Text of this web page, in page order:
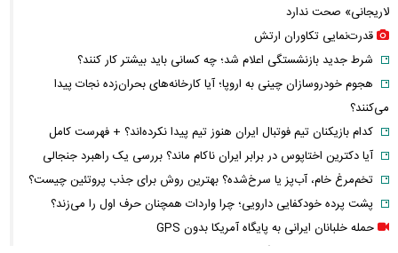
لاریجانی» صحت ندارد
قدرت‌نمایی تکاوران ارتش
شرط جدید بازنشستگی اعلام شد؛ چه کسانی باید بیشتر کار کنند؟
هجوم خودروسازان چینی به اروپا؛ آیا کارخانه‌های بحران‌زده نجات پیدا
می‌کنند؟
کدام بازیکنان تیم فوتبال ایران هنوز تیم پیدا نکرده‌اند؟ + فهرست کامل
آیا دکترین اختاپوس در برابر ایران ناکام ماند؟ بررسی یک راهبرد جنجالی
تخم‌مرغ خام، آب‌پز یا سرخ‌شده؟ بهترین روش برای جذب پروتئین چیست؟
پشت پرده خودکفایی دارویی؛ چرا واردات همچنان حرف اول را می‌زند؟
حمله خلبانان ایرانی به پایگاه آمریکا بدون GPS